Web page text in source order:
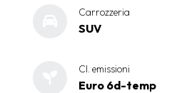
Carrozzeria
SUV
Cl. emissioni
Euro 6d-temp